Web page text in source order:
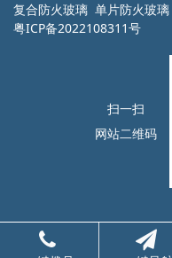
复合防火玻璃 单片防火玻璃
粤ICP备2022108311号
扫一扫
网站二维码